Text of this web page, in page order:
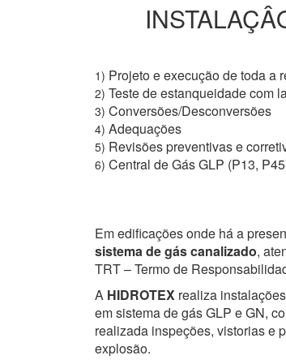
1) Projeto e execução de toda a
2) Teste de estanqueidade com
3) Conversões/Desconversões
4) Adequações
5) Revisões preventivas e
6) Central de Gás GLP (P13,
Em edificações onde há a
sistema de gás canalizado,
TRT – Termo de
A HIDROTEX realiza
em sistema de gás GLP e GN,
realizada inspeções, vistorias e
explosão.